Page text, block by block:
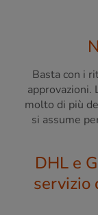
Basta con i
molto di più
si assume
DHL e
servizio